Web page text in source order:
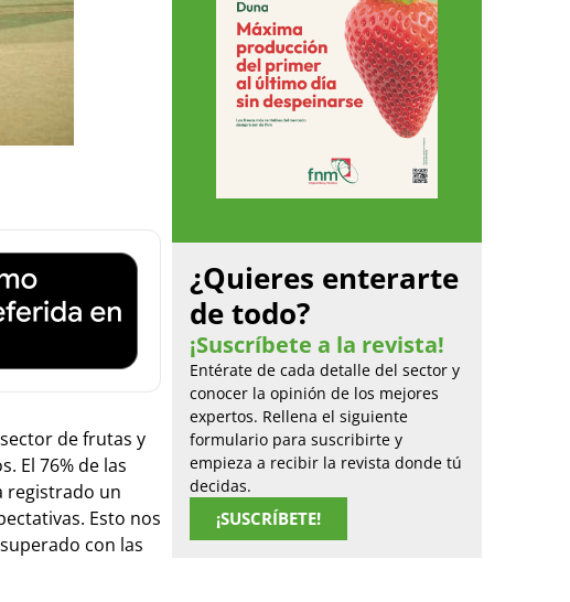
de frutas y
El 76% de las
registrado un
Esto nos
con las
¿Quieres enterarte
de todo?
¡Suscríbete a la revista!
Entérate de cada detalle del sector y
conocer la opinión de los mejores
expertos. Rellena el siguiente
formulario para suscribirte y
empieza a recibir la revista donde tú
decidas.
¡SUSCRÍBETE!